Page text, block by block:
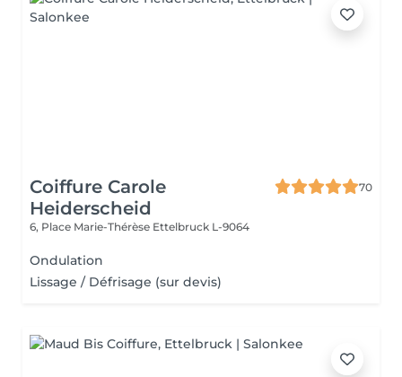
Coiffure Carole
Heiderscheid
70
6, Place Marie-Thérèse Ettelbruck L-9064
Ondulation
Lissage / Défrisage (sur devis)